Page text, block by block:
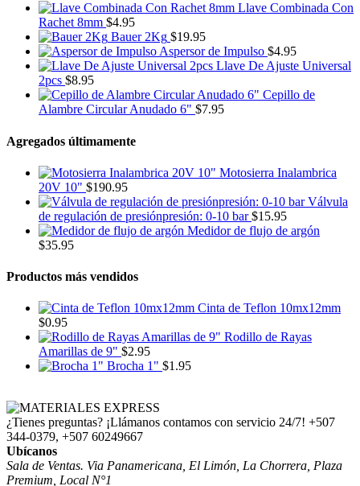
Llave Combinada Con
Rachet 8mm $4.95
Bauer 2Kg $19.95
Aspersor de Impulso $4.95
Llave De Ajuste Universal
2pcs $8.95
Cepillo de
Alambre Circular Anudado 6" $7.95
Agregados últimamente
Motosierra Inalambrica
20V 10" $190.95
Válvula
de regulación de presiónpresión: 0-10 bar $15.95
Medidor de flujo de argón
$35.95
Productos más vendidos
Cinta de Teflon 10mx12mm
$0.95
Rodillo de Rayas
Amarillas de 9" $2.95
Brocha 1" $1.95
¿Tienes preguntas? ¡Llámanos contamos con servicio 24/7! +507
344-0379, +507 60249667
Ubícanos
Sala de Ventas. Via Panamericana, El Limón, La Chorrera, Plaza
Premium, Local N°1